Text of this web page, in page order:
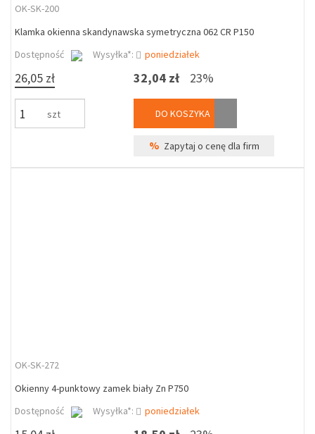
OK-SK-200
Klamka okienna skandynawska symetryczna 062 CR P150
Dostępność
Wysyłka*: poniedziałek
26,05 zł
szt
32,04 zł 23%
DO KOSZYKA
% Zapytaj o cenę dla firm
OK-SK-272
Okienny 4-punktowy zamek biały Zn P750
Dostępność
Wysyłka*: poniedziałek